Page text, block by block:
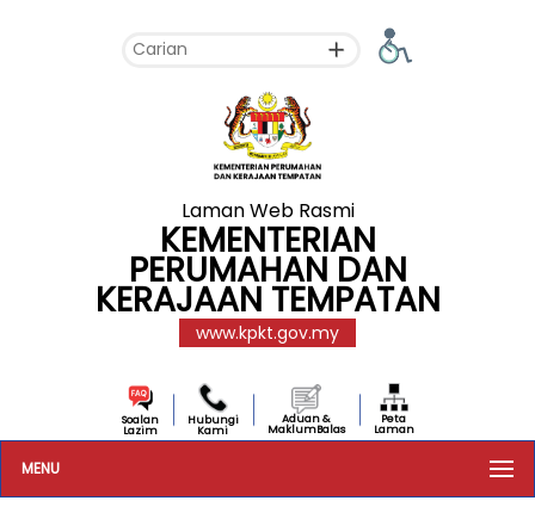
Laman Web Rasmi
KEMENTERIAN
PERUMAHAN DAN
KERAJAAN TEMPATAN
www.kpkt.gov.my
Soalan
Lazim
Hubungi
Kami
Aduan &
MaklumBalas
Peta
Laman
MENU